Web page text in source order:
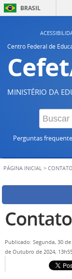
BRASIL
Centro Federal de
MINISTÉRIO DA
Perguntas
PÁGINA INICIAL > CONTATO
Contato
Publicado: Segunda, 30
de Outubro de 2024,